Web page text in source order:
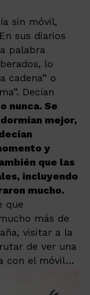
sin móvil,
sus diarios
palabra
lo
cadena” o
Decían
nunca. Se
mejor,
y
que las
incluyendo
mucho.
que
más de
visitar a la
de ver una
con el móvil…